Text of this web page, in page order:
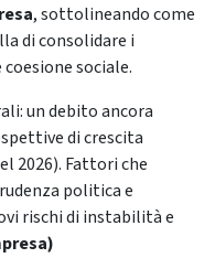
, sottolineando come
di consolidare i
sociale.
un debito ancora
di crescita
2026). Fattori che
politica e
rischi di instabilità e